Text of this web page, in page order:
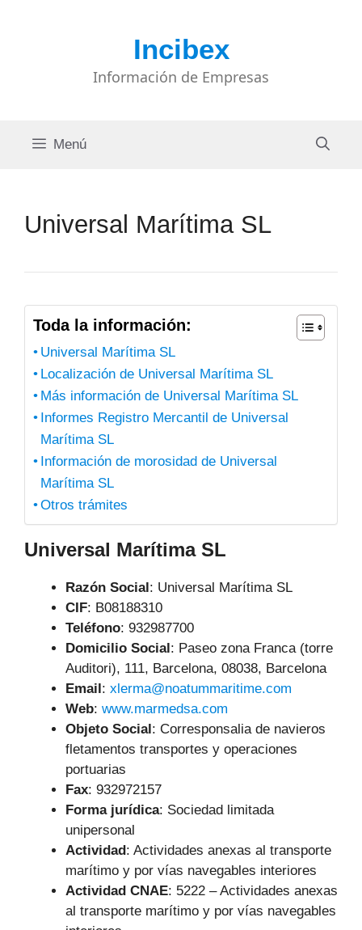
Incibex
Información de Empresas
Menú
Universal Marítima SL
Toda la información:
Universal Marítima SL
Localización de Universal Marítima SL
Más información de Universal Marítima SL
Informes Registro Mercantil de Universal
Marítima SL
Información de morosidad de Universal
Marítima SL
Otros trámites
Universal Marítima SL
Razón Social: Universal Marítima SL
CIF: B08188310
Teléfono: 932987700
Domicilio Social: Paseo zona Franca (torre
Auditori), 111, Barcelona, 08038, Barcelona
Email: xlerma@noatummaritime.com
Web: www.marmedsa.com
Objeto Social: Corresponsalia de navieros
fletamentos transportes y operaciones
portuarias
Fax: 932972157
Forma jurídica: Sociedad limitada
unipersonal
Actividad: Actividades anexas al transporte
marítimo y por vías navegables interiores
Actividad CNAE: 5222 – Actividades anexas
al transporte marítimo y por vías navegables